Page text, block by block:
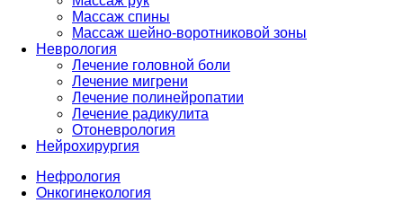
Массаж спины
Массаж шейно-воротниковой зоны
Неврология
Лечение головной боли
Лечение мигрени
Лечение полинейропатии
Лечение радикулита
Отоневрология
Нейрохирургия
Нефрология
Онкогинекология